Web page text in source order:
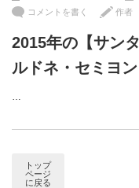
コメントを書く
作者
2015年の【サン
ルドネ・セミヨ
…
トップ
ページ
に戻る